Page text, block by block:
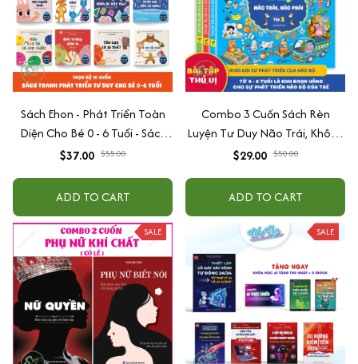
Sách Ehon - Phát Triển Toàn
Diện Cho Bé 0 - 6 Tuổi - Sách
Song Ngữ Việt - Anh
$37.00 $55.00
ADD TO CART
Combo 3 Cuốn Sách Rèn
Luyện Tư Duy Não Trái, Không
Não Phải - Đánh Thức Tiềm
$29.00 $50.00
ADD TO CART
SALE SALE